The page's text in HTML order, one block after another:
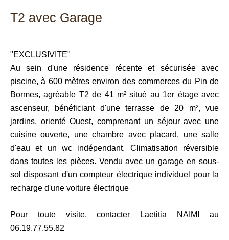
T2 avec Garage
"EXCLUSIVITE"
Au sein d'une résidence récente et sécurisée avec
piscine, à 600 mètres environ des commerces du Pin de
Bormes, agréable T2 de 41 m² situé au 1er étage avec
ascenseur, bénéficiant d'une terrasse de 20 m², vue
jardins, orienté Ouest, comprenant un séjour avec une
cuisine ouverte, une chambre avec placard, une salle
d'eau et un wc indépendant. Climatisation réversible
dans toutes les pièces. Vendu avec un garage en sous-
sol disposant d'un compteur électrique individuel pour la
recharge d'une voiture électrique
Pour toute visite, contacter Laetitia NAIMI au
06.19.77.55.82